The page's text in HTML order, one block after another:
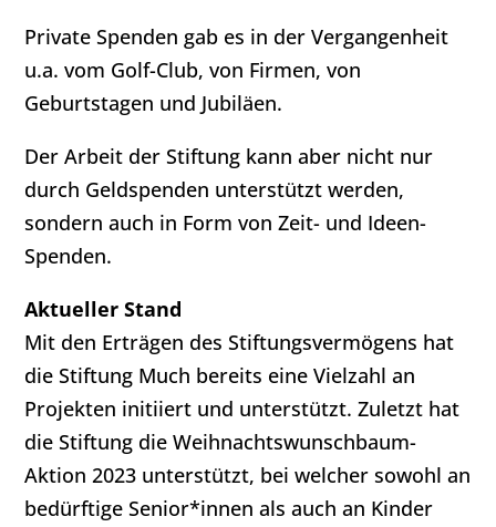
Private Spenden gab es in der Vergangenheit
u.a. vom Golf-Club, von Firmen, von
Geburtstagen und Jubiläen.
Der Arbeit der Stiftung kann aber nicht nur
durch Geldspenden unterstützt werden,
sondern auch in Form von Zeit- und Ideen-
Spenden.
Aktueller Stand
Mit den Erträgen des Stiftungsvermögens hat
die Stiftung Much bereits eine Vielzahl an
Projekten initiiert und unterstützt. Zuletzt hat
die Stiftung die Weihnachtswunschbaum-
Aktion 2023 unterstützt, bei welcher sowohl an
bedürftige Senior*innen als auch an Kinder